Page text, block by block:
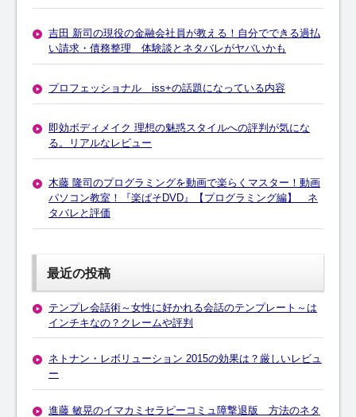
吉田 新司の現役の金融会社員が教える！自分でできる過払
い請求・債務整理 体験談とネタバレがヤバいかも
プロフェッショナル iss+の話題になっている内容
即効ボディメイク 理想の魅惑スタイルへの評判が気にな
る。リアルなレビュー
木藤 隆司のプログラミングを動画で楽らくマスター！動画
パソコン教室！『楽ぱそDVD』【プログラミング編】 ネ
タバレと評価
最近の投稿
テンプレ会話術～女性に好かれる会話のテンプレート～は
インチキなの？クレームや評判
ネトナン・レボリューション 2015の効果は？厳しいレビュ
ー
進藤 敏晃のイマカミセラピーコミュ障撃退版 方法のネタ